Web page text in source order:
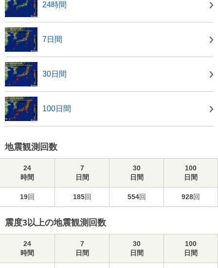
24時間
7日間
30日間
100日間
地震観測回数
24
時間
7
日間
30
日間
100
日間
19回 185回 554回 928回
震度3以上の地震観測回数
24
時間
7
日間
30
日間
100
日間